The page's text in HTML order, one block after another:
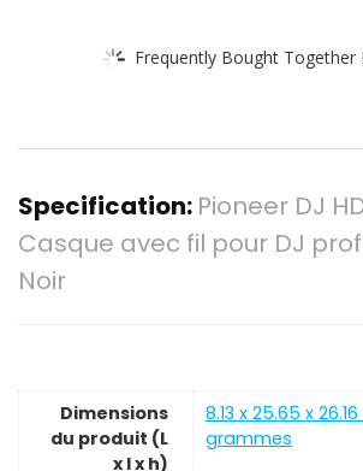
Frequently Bought Together
Specification: Pioneer DJ
Casque avec fil pour DJ
Noir
Dimensions
du produit (L
x l x h)
‎8.13 x 25.65 x
grammes